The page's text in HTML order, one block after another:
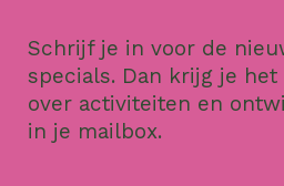
Schrijf je in voor de
specials. Dan krijg je
over activiteiten en
in je mailbox.